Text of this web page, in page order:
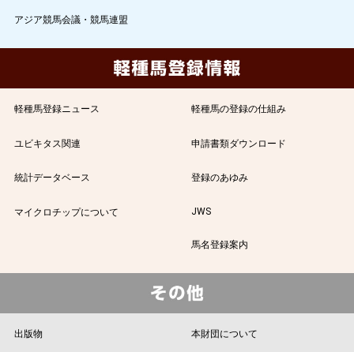
アジア競馬会議・競馬連盟
軽種馬登録ニュース 軽種馬の登録の仕組み
ユビキタス関連 申請書類ダウンロード
統計データベース 登録のあゆみ
マイクロチップについて JWS
馬名登録案内
出版物 本財団について